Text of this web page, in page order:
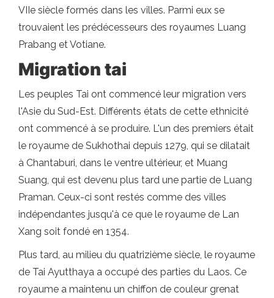
VIIe siècle formés dans les villes. Parmi eux se
trouvaient les prédécesseurs des royaumes Luang
Prabang et Votiane.
Migration tai
Les peuples Tai ont commencé leur migration vers
l'Asie du Sud-Est. Différents états de cette ethnicité
ont commencé à se produire. L'un des premiers était
le royaume de Sukhothai depuis 1279, qui se dilatait
à Chantaburi, dans le ventre ultérieur, et Muang
Suang, qui est devenu plus tard une partie de Luang
Praman. Ceux-ci sont restés comme des villes
indépendantes jusqu'à ce que le royaume de Lan
Xang soit fondé en 1354.
Plus tard, au milieu du quatrizième siècle, le royaume
de Tai Ayutthaya a occupé des parties du Laos. Ce
royaume a maintenu un chiffon de couleur grenat